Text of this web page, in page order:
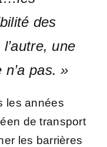
des
une
pas. »
les années
de transport
les barrières